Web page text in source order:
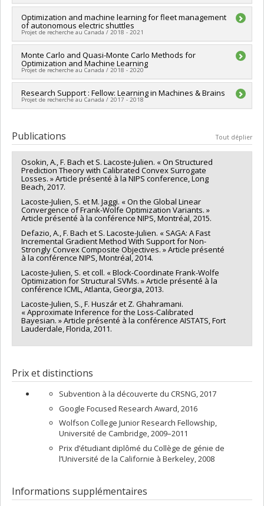
en recherche Apogée Canada/Bourse
Chercheur principal :Simon Lacoste-Julien
Sources de financement :SPIIE/Secrétariat des programmes
interorganismes à l’intention des établissements
en recherche Apogée Canada/Fonds démarrage et opération
Optimization and machine learning for fleet management
of autonomous electric shuttles
Projet de recherche au Canada / 2018 - 2021
Chercheur principal :Bernard Gendron (In memoriam)
Co-chercheurs :Simon Lacoste-Julien
Mohammad-Ali Jenabian
interorganismes à l’intention des établissements
Programmes de subvention :PVXXXXXX-Fonds d'excellence
Monte Carlo and Quasi-Monte Carlo Methods for
Optimization and Machine Learning
Projet de recherche au Canada / 2018 - 2020
Chercheur principal :Pierre L'Écuyer
Co-chercheurs :Simon Lacoste-Julien
Programmes de subvention :
PVXXXXXX-Fonds d'excellence
en recherche Apogée Canada/Projet de recherche
Research Support : Fellow: Learning in Machines & Brains
Projet de recherche au Canada / 2017 - 2018
Sources de financement :
CIFAR - Canadian Institute for
Advanced Research/ Institut canadien des recherches
avancées
Programmes de subvention :
Publications Tout déplier
Osokin, A., F. Bach et S. Lacoste-Julien. « On Structured
Prediction Theory with Calibrated Convex Surrogate
Losses. » Article présenté à la NIPS conference, Long
Beach, 2017.
Lacoste-Julien, S. et M. Jaggi. « On the Global Linear
Convergence of Frank-Wolfe Optimization Variants. »
Article présenté à la conférence NIPS, Montréal, 2015.
Defazio, A., F. Bach et S. Lacoste-Julien. « SAGA: A Fast
Incremental Gradient Method With Support for Non-
Strongly Convex Composite Objectives. » Article présenté
à la conférence NIPS, Montréal, 2014.
Lacoste-Julien, S. et coll. « Block-Coordinate Frank-Wolfe
Optimization for Structural SVMs. » Article présenté à la
conférence ICML, Atlanta, Georgia, 2013.
Lacoste-Julien, S., F. Huszár et Z. Ghahramani.
« Approximate Inference for the Loss-Calibrated
Bayesian. » Article présenté à la conférence AISTATS, Fort
Lauderdale, Florida, 2011.
Prix et distinctions
Subvention à la découverte du CRSNG, 2017
Google Focused Research Award, 2016
Wolfson College Junior Research Fellowship,
Université de Cambridge, 2009–2011
Prix d’étudiant diplômé du Collège de génie de
l’Université de la Californie à Berkeley, 2008
Informations supplémentaires